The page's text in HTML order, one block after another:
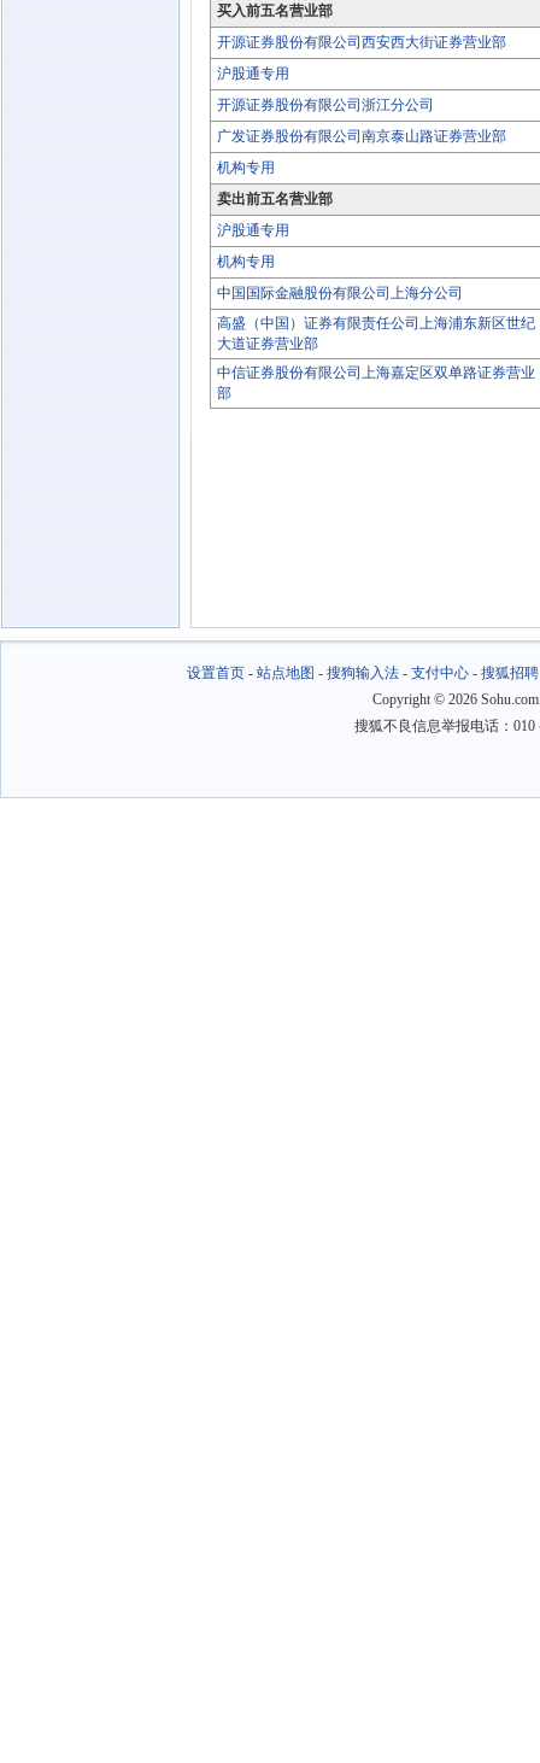
买入前五名营业部
开源证券股份有限公司西安西大街证券营业部
沪股通专用
开源证券股份有限公司浙江分公司
广发证券股份有限公司南京泰山路证券营业部
机构专用
卖出前五名营业部
沪股通专用
机构专用
中国国际金融股份有限公司上海分公司
高盛（中国）证券有限责任公司上海浦东新区世纪
大道证券营业部
中信证券股份有限公司上海嘉定区双单路证券营业
部
设置首页- 站点地图 - 搜狗输入法- 支付中心- 搜狐招聘
Copyright © 2026
搜狐不良信息举报电话：010